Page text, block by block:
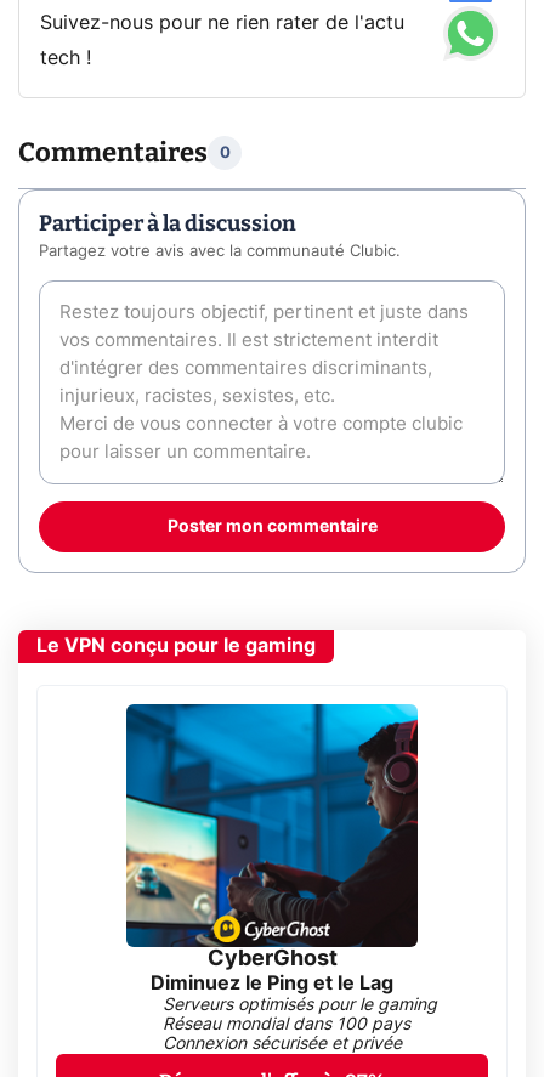
Suivez-nous pour ne rien rater de l'actu
tech !
Commentaires 0
Participer à la discussion
Partagez votre avis avec la communauté Clubic.
Poster mon commentaire
Le VPN conçu pour le gaming
CyberGhost
Diminuez le Ping et le Lag
Serveurs optimisés pour le gaming
Réseau mondial dans 100 pays
Connexion sécurisée et privée